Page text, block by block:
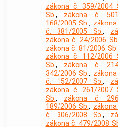
zákona č. 359/2004
Sb., zákona č.
168/2005 Sb.,
č. 381/2005 Sb.,
zákona č. 24/2006
zákona č. 81/2006 Sb.,
zákona č. 112/2006
Sb., zákona č.
342/2006 Sb.,
č. 152/2007 Sb.,
zákona č. 261/2007
Sb., zákona č.
189/2006 Sb.,
č. 306/2008 Sb.,
zákona č. 479/2008